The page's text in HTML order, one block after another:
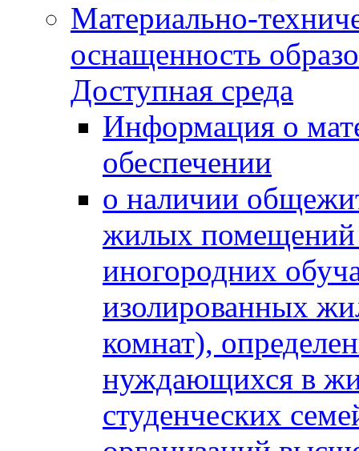
Материально-
оснащенность
Доступная среда
Информация о
обеспечении
о наличии
жилых помещений
иногородних
изолированных
комнат),
нуждающихся в
студенческих